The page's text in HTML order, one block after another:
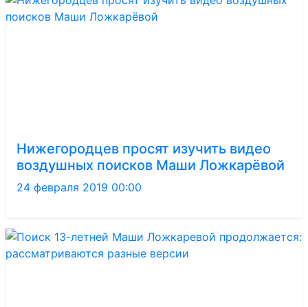
Нижегородцев просят изучить видео
воздушных поисков Маши Ложкарёвой
24 февраля 2019 00:00